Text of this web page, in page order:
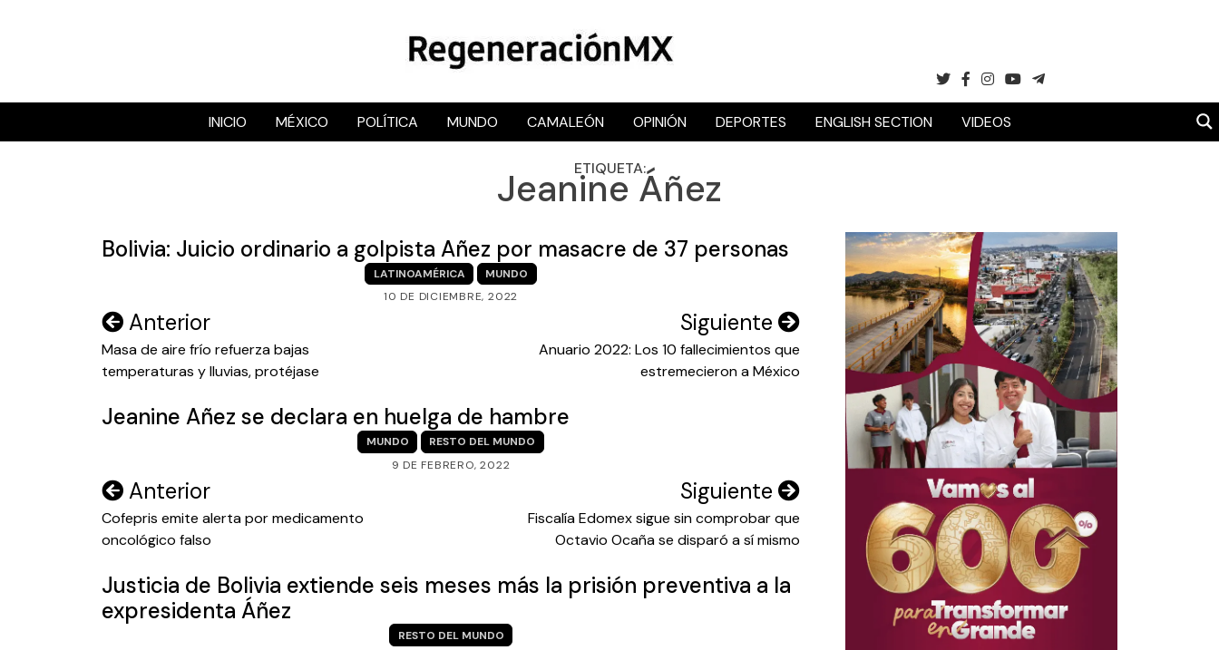
RegeneraciónMX
Sitio de noticias libre e independiente
INICIO MÉXICO POLÍTICA MUNDO CAMALEÓN OPINIÓN DEPORTES ENGLISH SECTION VIDEOS
ETIQUETA:
Jeanine Áñez
Bolivia: Juicio ordinario a golpista Añez por masacre de 37 personas
LATINOAMÉRICA
MUNDO
10 DE DICIEMBRE, 2022
Navegación
de
entradas
Anterior
Masa de aire frío refuerza bajas
temperaturas y lluvias, protéjase
Siguiente
Anuario 2022: Los 10 fallecimientos que
estremecieron a México
Jeanine Añez se declara en huelga de hambre
MUNDO
RESTO DEL MUNDO
9 DE FEBRERO, 2022
Navegación
de
entradas
Anterior
Cofepris emite alerta por medicamento
oncológico falso
Siguiente
Fiscalía Edomex sigue sin comprobar que
Octavio Ocaña se disparó a sí mismo
Justicia de Bolivia extiende seis meses más la prisión preventiva a la
expresidenta Áñez
RESTO DEL MUNDO